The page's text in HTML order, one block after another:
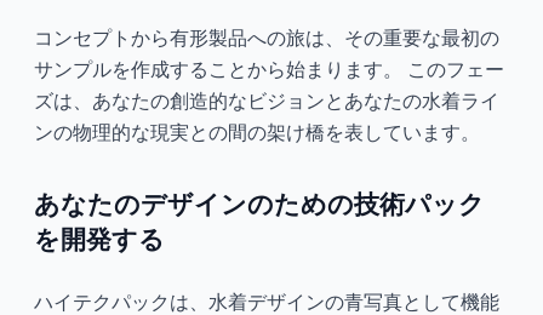
コンセプトから有形製品への旅は、その重要な最初の
サンプルを作成することから始まります。 このフェー
ズは、あなたの創造的なビジョンとあなたの水着ライ
ンの物理的な現実との間の架け橋を表しています。
あなたのデザインのための技術パック
を開発する
ハイテクパックは、水着デザインの青写真として機能